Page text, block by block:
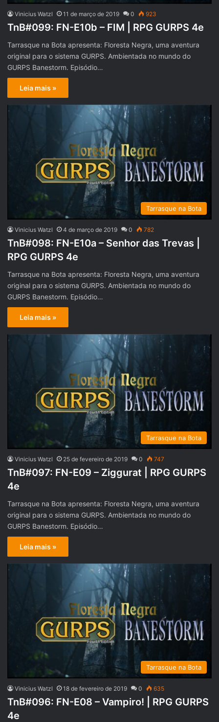
Vinicius Watzl 11 de março de 2019 0 923
TnB#099: FN-E10b – FIM | RPG GURPS 4e
Tarrasque na Bota apresenta: Floresta Negra, uma aventura
original para o sistema GURPS. Ambientada no mundo do
GURPS Banestorm. Episódio…
Leia mais »
Tarrasque na Bota
Vinicius Watzl 4 de março de 2019 0 782
TnB#098: FN-E10a – Senhor das Trevas |
RPG GURPS 4e
Tarrasque na Bota apresenta: Floresta Negra, uma aventura
original para o sistema GURPS. Ambientada no mundo do
GURPS Banestorm. Episódio…
Leia mais »
Tarrasque na Bota
Vinicius Watzl 25 de fevereiro de 2019 0 747
TnB#097: FN-E09 – Ziggurat | RPG GURPS
4e
Tarrasque na Bota apresenta: Floresta Negra, uma aventura
original para o sistema GURPS. Ambientada no mundo do
GURPS Banestorm. Episódio…
Leia mais »
Tarrasque na Bota
Vinicius Watzl 18 de fevereiro de 2019 0 635
TnB#096: FN-E08 – Vampiro! | RPG GURPS
4e